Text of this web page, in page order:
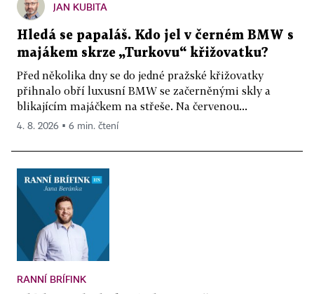
JAN KUBITA
Hledá se papaláš. Kdo jel v černém BMW s
majákem skrze „Turkovu“ křižovatku?
Před několika dny se do jedné pražské křižovatky
přihnalo obří luxusní BMW se začerněnými skly a
blikajícím majáčkem na střeše. Na červenou...
4. 8. 2026 ▪ 6 min. čtení
RANNÍ BRÍFINK